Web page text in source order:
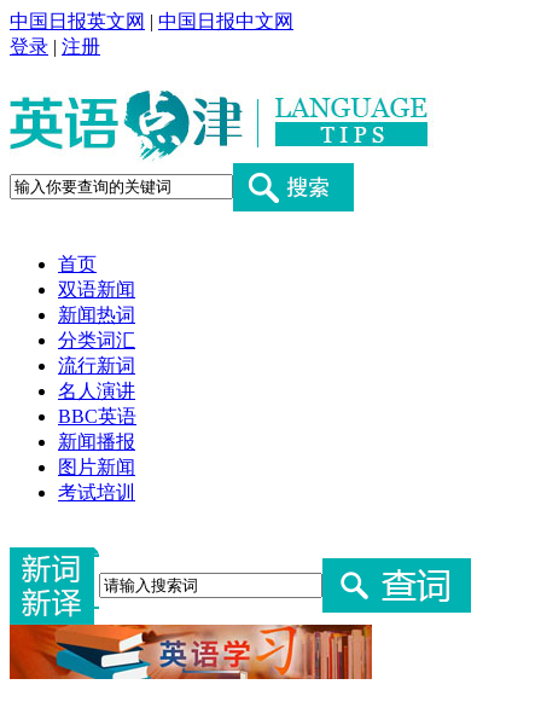
中国日报英文网 | 中国日报中文网
登录 | 注册
首页
双语新闻
新闻热词
分类词汇
流行新词
名人演讲
BBC英语
新闻播报
图片新闻
考试培训